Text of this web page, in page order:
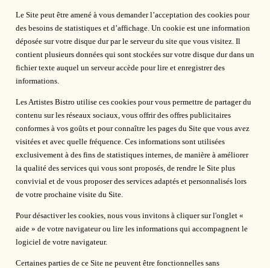
Le Site peut être amené à vous demander l’acceptation des cookies pour
des besoins de statistiques et d’affichage. Un cookie est une information
déposée sur votre disque dur par le serveur du site que vous visitez. Il
contient plusieurs données qui sont stockées sur votre disque dur dans un
fichier texte auquel un serveur accède pour lire et enregistrer des
informations.
Les Artistes Bistro utilise ces cookies pour vous permettre de partager du
contenu sur les réseaux sociaux, vous offrir des offres publicitaires
conformes à vos goûts et pour connaître les pages du Site que vous avez
visitées et avec quelle fréquence. Ces informations sont utilisées
exclusivement à des fins de statistiques internes, de manière à améliorer
la qualité des services qui vous sont proposés, de rendre le Site plus
convivial et de vous proposer des services adaptés et personnalisés lors
de votre prochaine visite du Site.
Pour désactiver les cookies, nous vous invitons à cliquer sur l'onglet «
aide » de votre navigateur ou lire les informations qui accompagnent le
logiciel de votre navigateur.
Certaines parties de ce Site ne peuvent être fonctionnelles sans